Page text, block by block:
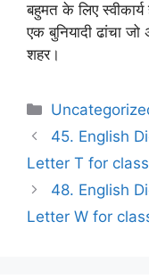
बहुमत के लिए
एक बुनियादी ढांचा जो
शहर।
Categories
45. English
Letter T for
48. English
Letter W for